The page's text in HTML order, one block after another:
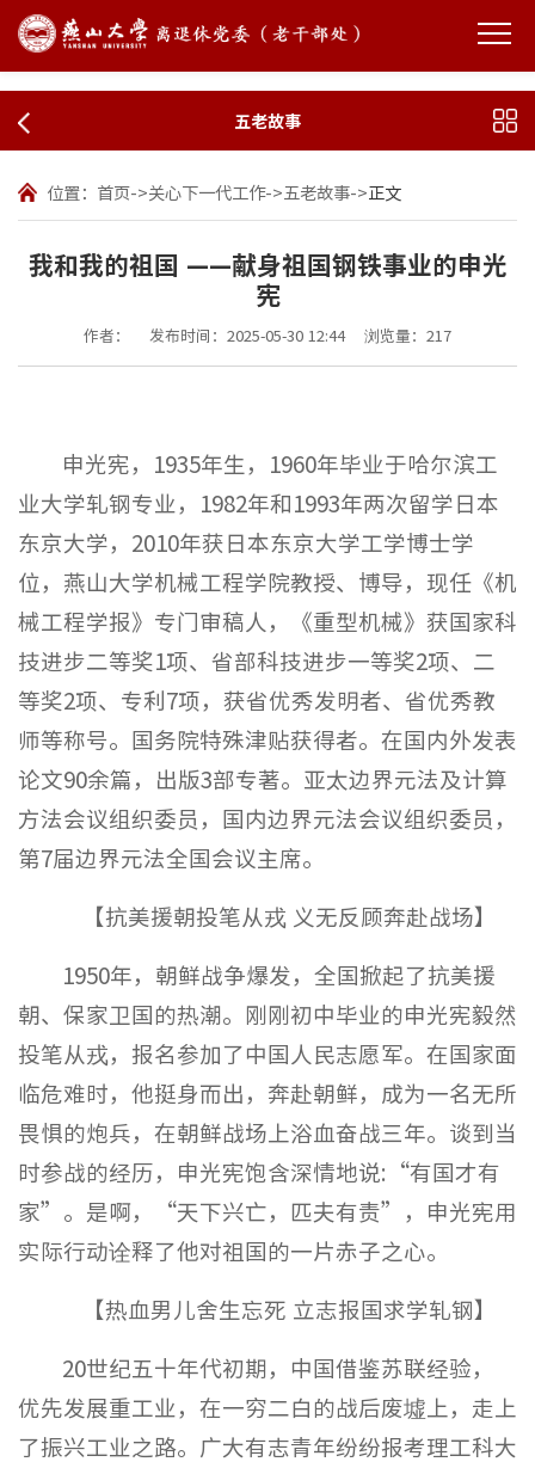
五老故事
位置： 首页->关心下一代工作->五老故事->正文
我和我的祖国 ——献身祖国钢铁事业的申光
宪
作者： 发布时间：2025-05-30 12:44 浏览量： 217
申光宪，1935年生，1960年毕业于哈尔滨工
业大学轧钢专业，1982年和1993年两次留学日本
东京大学，2010年获日本东京大学工学博士学
位，燕山大学机械工程学院教授、博导，现任《机
械工程学报》专门审稿人，《重型机械》获国家科
技进步二等奖1项、省部科技进步一等奖2项、二
等奖2项、专利7项，获省优秀发明者、省优秀教
师等称号。国务院特殊津贴获得者。在国内外发表
论文90余篇，出版3部专著。亚太边界元法及计算
方法会议组织委员，国内边界元法会议组织委员，
第7届边界元法全国会议主席。
【抗美援朝投笔从戎 义无反顾奔赴战场】
1950年，朝鲜战争爆发，全国掀起了抗美援
朝、保家卫国的热潮。刚刚初中毕业的申光宪毅然
投笔从戎，报名参加了中国人民志愿军。在国家面
临危难时，他挺身而出，奔赴朝鲜，成为一名无所
畏惧的炮兵，在朝鲜战场上浴血奋战三年。谈到当
时参战的经历，申光宪饱含深情地说:“有国才有
家”。是啊，“天下兴亡，匹夫有责”，申光宪用
实际行动诠释了他对祖国的一片赤子之心。
【热血男儿舍生忘死 立志报国求学轧钢】
20世纪五十年代初期，中国借鉴苏联经验，
优先发展重工业，在一穷二白的战后废墟上，走上
了振兴工业之路。广大有志青年纷纷报考理工科大